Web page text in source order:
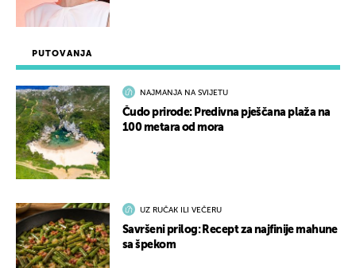
PUTOVANJA
NAJMANJA NA SVIJETU
Čudo prirode: Predivna pješčana plaža na
100 metara od mora
UZ RUČAK ILI VEČERU
Savršeni prilog: Recept za najfinije mahune
sa špekom